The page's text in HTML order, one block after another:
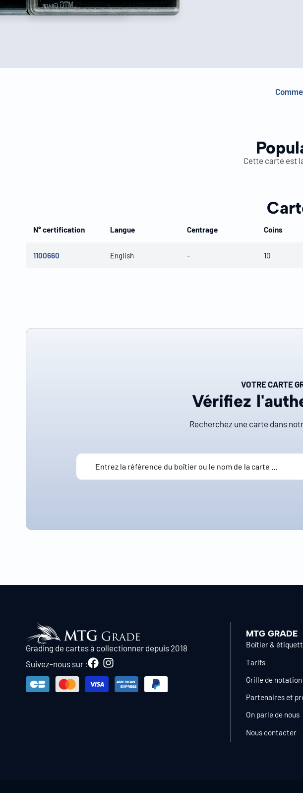
Cette carte est
N° certification Langue Centrage Coins
1100660 English - 10
VOTRE CARTE
Vérifiez
Recherchez une carte dans
Grading de cartes à collectionner depuis 2018
Suivez-nous sur :
MTG GRADE
Boîtier &
Tarifs
Grille de notation
Partenaires et
On parle de nous
Nous contacter